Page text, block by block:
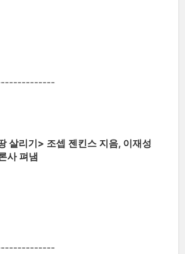
살리기> 조셉 젠킨스 지음, 이재성
사 펴냄